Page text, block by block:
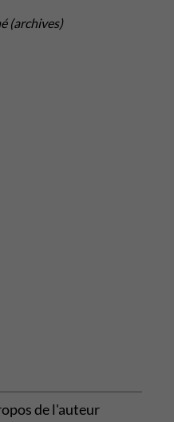
(archives)
de l'auteur